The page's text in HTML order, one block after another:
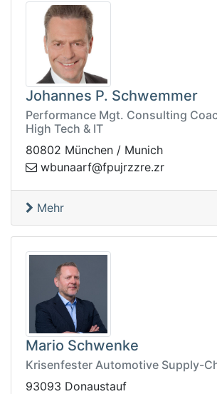
Johannes P. Schwemmer
Performance Mgt. Consulting
High Tech & IT
80802 München / Munich
r
z.erzzrjupf@fraanubw
Mehr
Mario Schwenke
Krisenfester Automotive Supply-
93093 Donaustauf